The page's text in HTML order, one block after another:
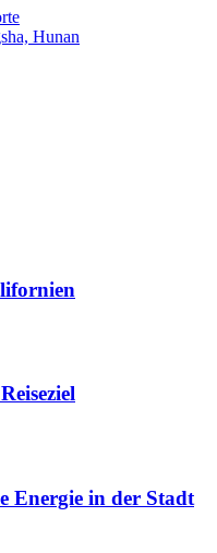
Hunan
Energie in der Stadt